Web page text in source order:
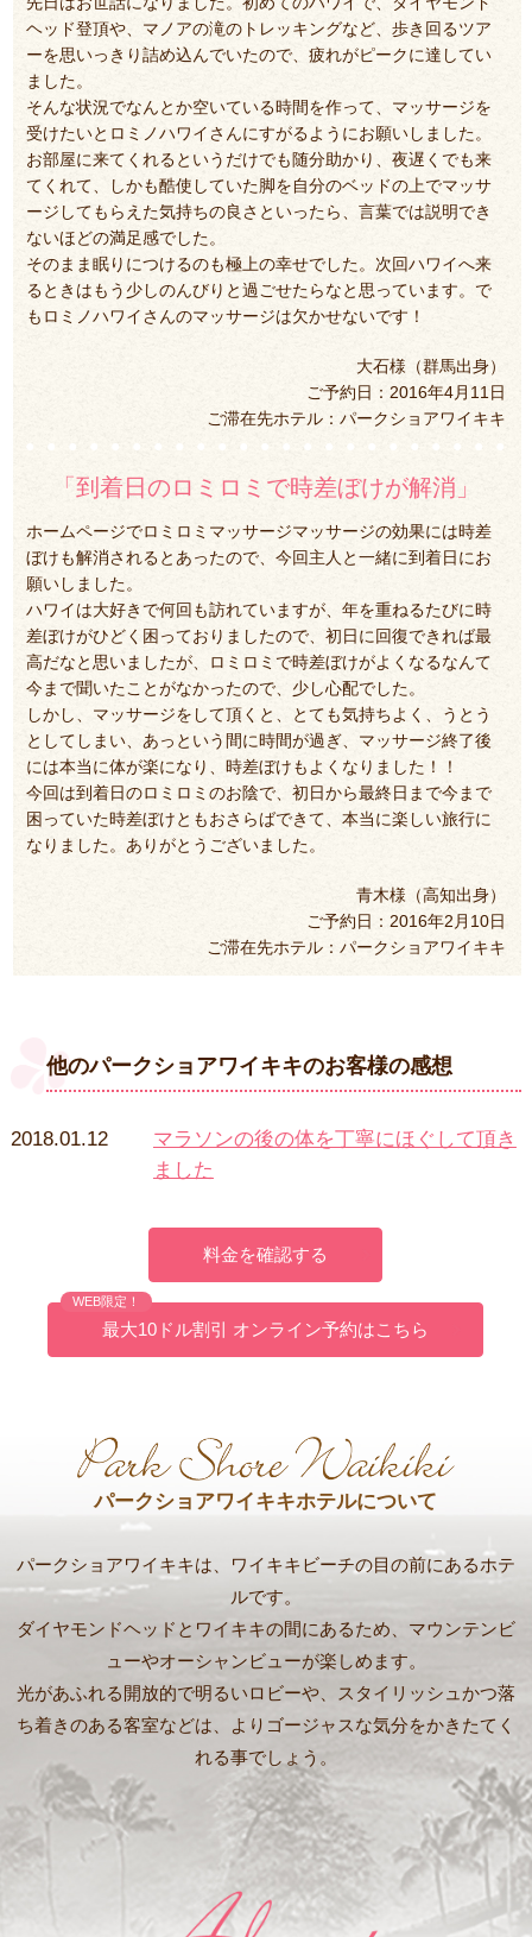
ヘッド登頂や、マノアの滝のトレッキングなど、歩き回るツア
ーを思いっきり詰め込んでいたので、疲れがピークに達してい
ました。
そんな状況でなんとか空いている時間を作って、マッサージを
受けたいとロミノハワイさんにすがるようにお願いしました。
お部屋に来てくれるというだけでも随分助かり、夜遅くでも来
てくれて、しかも酷使していた脚を自分のベッドの上でマッサ
ージしてもらえた気持ちの良さといったら、言葉では説明でき
ないほどの満足感でした。
そのまま眠りにつけるのも極上の幸せでした。次回ハワイへ来
るときはもう少しのんびりと過ごせたらなと思っています。で
もロミノハワイさんのマッサージは欠かせないです！
大石様（群馬出身）
ご予約日：2016年4月11日
ご滞在先ホテル：パークショアワイキキ
「到着日のロミロミで時差ぼけが解消」
ホームページでロミロミマッサージマッサージの効果には時差
ぼけも解消されるとあったので、今回主人と一緒に到着日にお
願いしました。
ハワイは大好きで何回も訪れていますが、年を重ねるたびに時
差ぼけがひどく困っておりましたので、初日に回復できれば最
高だなと思いましたが、ロミロミで時差ぼけがよくなるなんて
今まで聞いたことがなかったので、少し心配でした。
しかし、マッサージをして頂くと、とても気持ちよく、うとう
としてしまい、あっという間に時間が過ぎ、マッサージ終了後
には本当に体が楽になり、時差ぼけもよくなりました！！
今回は到着日のロミロミのお陰で、初日から最終日まで今まで
困っていた時差ぼけともおさらばできて、本当に楽しい旅行に
なりました。ありがとうございました。
青木様（高知出身）
ご予約日：2016年2月10日
ご滞在先ホテル：パークショアワイキキ
他のパークショアワイキキのお客様の感想
2018.01.12
マラソンの後の体を丁寧にほぐして頂き
ました
料金を確認する
WEB限定！
最大10ドル割引 オンライン予約はこちら
パークショアワイキキホテルについて
パークショアワイキキは、ワイキキビーチの目の前にあるホテ
ルです。
ダイヤモンドヘッドとワイキキの間にあるため、マウンテンビ
ューやオーシャンビューが楽しめます。
光があふれる開放的で明るいロビーや、スタイリッシュかつ落
ち着きのある客室などは、よりゴージャスな気分をかきたてく
れる事でしょう。